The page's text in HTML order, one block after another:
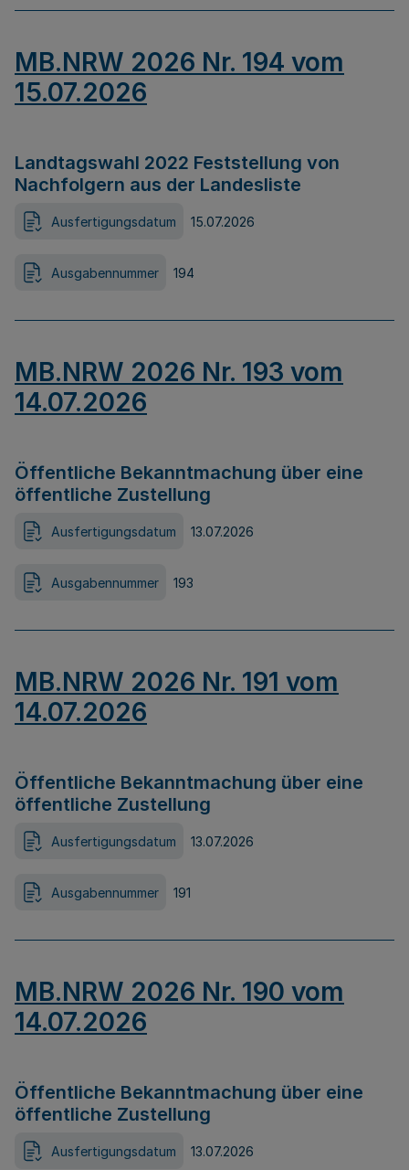
MB.NRW 2026 Nr. 194 vom
15.07.2026
Landtagswahl 2022 Feststellung von
Nachfolgern aus der Landesliste
Ausfertigungsdatum 15.07.2026
Ausgabennummer 194
MB.NRW 2026 Nr. 193 vom
14.07.2026
Öffentliche Bekanntmachung über eine
öffentliche Zustellung
Ausfertigungsdatum 13.07.2026
Ausgabennummer 193
MB.NRW 2026 Nr. 191 vom
14.07.2026
Öffentliche Bekanntmachung über eine
öffentliche Zustellung
Ausfertigungsdatum 13.07.2026
Ausgabennummer 191
MB.NRW 2026 Nr. 190 vom
14.07.2026
Öffentliche Bekanntmachung über eine
öffentliche Zustellung
Ausfertigungsdatum 13.07.2026